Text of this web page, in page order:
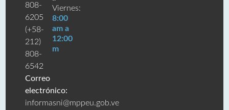
808-
6205
(+58-
212)
808-
6542
Correo
electrónico:
informasni@mppeu.gob.ve
Viernes:
8:00
am a
12:00
m